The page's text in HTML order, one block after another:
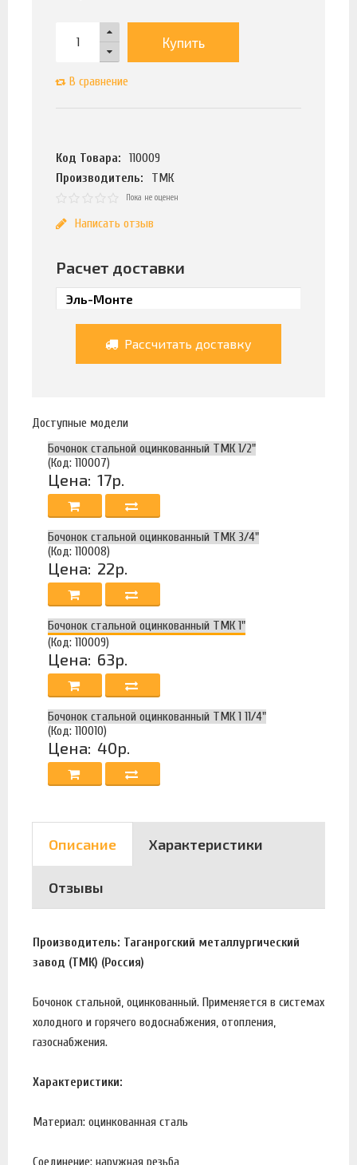
Купить
В сравнение
Код Товара:
110009
Производитель:
ТМК
Пока не оценен
Написать отзыв
Расчет доставки
Рассчитать доставку
Доступные модели
Бочонок стальной оцинкованный ТМК 1/2"
(Код: 110007)
Цена: 17р.
Бочонок стальной оцинкованный ТМК 3/4"
(Код: 110008)
Цена: 22р.
Бочонок стальной оцинкованный ТМК 1"
(Код: 110009)
Цена: 63р.
Бочонок стальной оцинкованный ТМК 1 11/4"
(Код: 110010)
Цена: 40р.
Описание Характеристики
Отзывы
Производитель: Таганрогский металлургический
завод (ТМК) (Россия)
Бочонок стальной, оцинкованный. Применяется в системах
холодного и горячего водоснабжения, отопления,
газоснабжения.
Характеристики:
Материал: оцинкованная сталь
Соединение: наружная резьба